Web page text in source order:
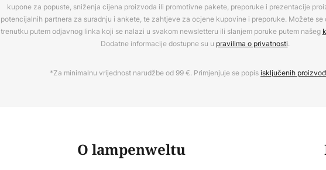
kupone za popuste, sniženja cijena proizvoda ili promotivne pakete, preporuke i prezentacije
potencijalnih partnera za suradnju i ankete, te zahtjeve za ocjene kupovine i preporuke. Možete se
trenutku putem odjavnog linka koji se nalazi u svakom newsletteru ili slanjem poruke putem našeg
Dodatne informacije dostupne su u pravilima o privatnosti.
*Za minimalnu vrijednost narudžbe od 99 €. Primjenjuje se popisisključenih
O lampenweltu